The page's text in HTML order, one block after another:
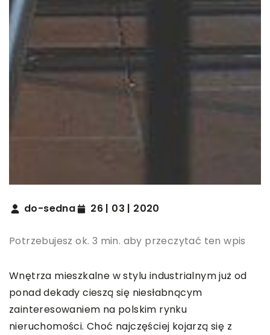
do-sedna 26 | 03 | 2020
Potrzebujesz ok. 3 min. aby przeczytać ten wpis
Wnętrza mieszkalne w stylu industrialnym już od
ponad dekady cieszą się niesłabnącym
zainteresowaniem na polskim rynku
nieruchomości. Choć najczęściej kojarzą się z